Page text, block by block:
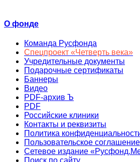
О фонде
Команда Русфонда
Спецпроект «Четверть века»
Учредительные документы
Подарочные сертификаты
Баннеры
Видео
PDF-архив Ъ
PDF
Российские клиники
Контакты и реквизиты
Политика
Пользовательское соглашение
Сетевое издание